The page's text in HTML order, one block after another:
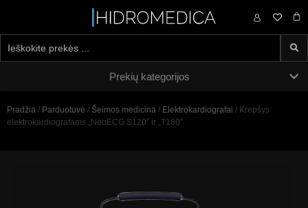
0,00 €
Prekių kategorijos
Pradžia / Parduotuvė / Šeimos medicina / Elektrokardiografai / Krepšys
elektrokardiografams „NeoECG S120” ir „T180”